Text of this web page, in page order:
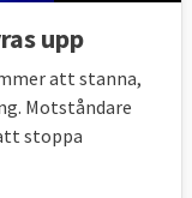
upp
att stanna,
Motståndare
stoppa